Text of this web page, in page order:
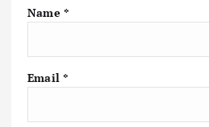
Name *
Email *